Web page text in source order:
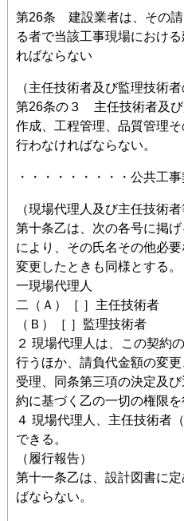
第26条 建設業者は、その請
る者で当該工事現場におけ
ればならない
（主任技術者及び監理技術者
第26条の３ 主任技術者及び
作成、工程管理、品質管理
行わなければならない。
・・・・・・・・・公共工
（現場代理人及び主任技術者
第十条乙は、次の各号に掲
により、その氏名その他必
変更したときも同様とする。
一現場代理人
二（Ａ）［ ］主任技術者
（Ｂ）［ ］監理技術者
２ 現場代理人は、この契約
行うほか、請負代金額の変
受理、同条第三項の決定及
約に基づく乙の一切の権限を
４ 現場代理人、主任技術者
できる。
（履行報告）
第十一条乙は、設計図書に
ばならない。